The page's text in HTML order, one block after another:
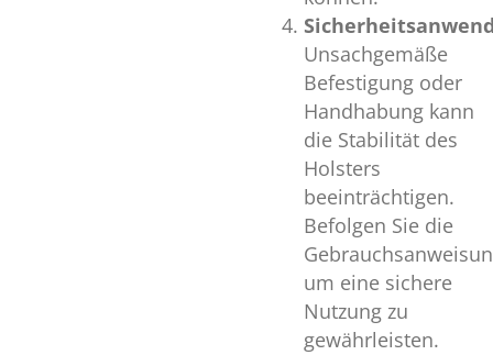
Unsachgemäße
Befestigung oder
Handhabung kann
die Stabilität des
Holsters
beeinträchtigen.
Befolgen Sie die
um eine sichere
Nutzung zu
gewährleisten.